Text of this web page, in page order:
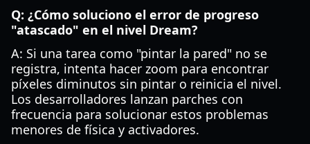
Q: ¿Cómo soluciono el error de progreso
"atascado" en el nivel Dream?
A: Si una tarea como "pintar la pared" no se
registra, intenta hacer zoom para encontrar
píxeles diminutos sin pintar o reinicia el nivel.
Los desarrolladores lanzan parches con
frecuencia para solucionar estos problemas
menores de física y activadores.